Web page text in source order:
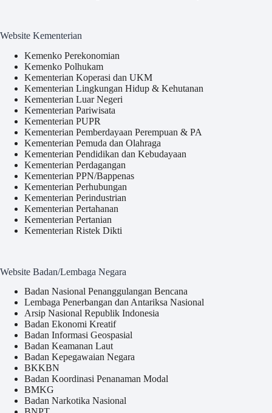
Website Kementerian
Kemenko Perekonomian
Kemenko Polhukam
Kementerian Koperasi dan UKM
Kementerian Lingkungan Hidup & Kehutanan
Kementerian Luar Negeri
Kementerian Pariwisata
Kementerian PUPR
Kementerian Pemberdayaan Perempuan & PA
Kementerian Pemuda dan Olahraga
Kementerian Pendidikan dan Kebudayaan
Kementerian Perdagangan
Kementerian PPN/Bappenas
Kementerian Perhubungan
Kementerian Perindustrian
Kementerian Pertahanan
Kementerian Pertanian
Kementerian Ristek Dikti
Website Badan/Lembaga Negara
Badan Nasional Penanggulangan Bencana
Lembaga Penerbangan dan Antariksa Nasional
Arsip Nasional Republik Indonesia
Badan Ekonomi Kreatif
Badan Informasi Geospasial
Badan Keamanan Laut
Badan Kepegawaian Negara
BKKBN
Badan Koordinasi Penanaman Modal
BMKG
Badan Narkotika Nasional